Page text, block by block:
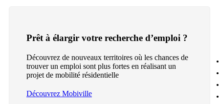
Prêt à élargir votre recherche d’emploi ?
Découvrez de nouveaux territoires où les chances de
trouver un emploi sont plus fortes en réalisant un
projet de mobilité résidentielle
Découvrez Mobiville